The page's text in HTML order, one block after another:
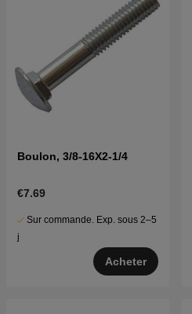
Boulon, 3/8-16X2-1/4
€7.69
Sur commande. Exp. sous 2–5
j
Acheter